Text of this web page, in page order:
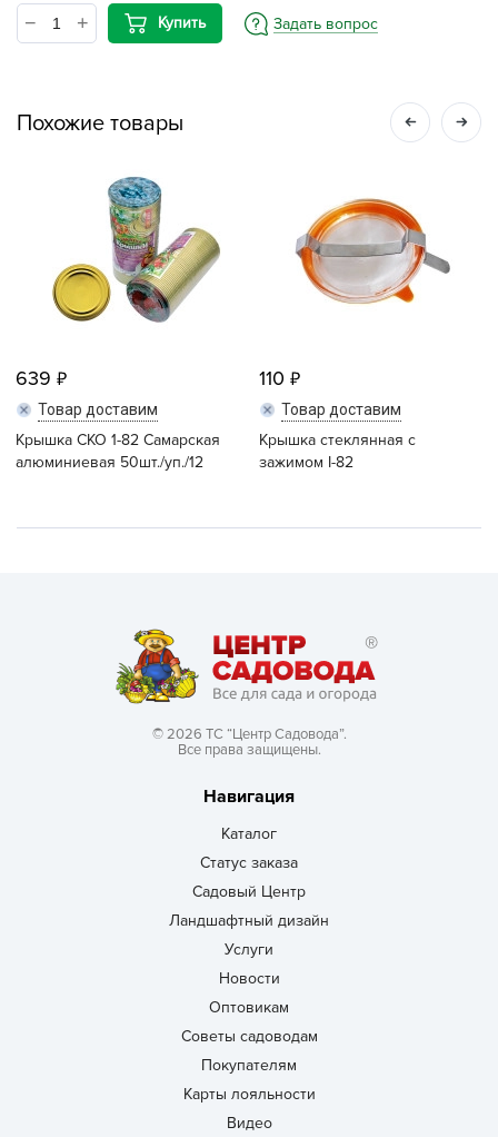
Купить Задать вопрос
Похожие товары
639
Товар доставим
Крышка СКО 1-82 Самарская
алюминиевая 50шт./уп./12
110
Товар доставим
Крышка стеклянная с
зажимом I-82
© 2026 ТС “Центр Садовода”.
Все права защищены.
Навигация
Каталог
Статус заказа
Садовый Центр
Ландшафтный дизайн
Услуги
Новости
Оптовикам
Советы садоводам
Покупателям
Карты лояльности
Видео